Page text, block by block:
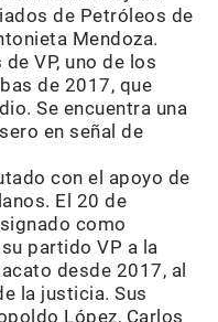
de Petróleos de
Mendoza.
VP, uno de los
de 2017, que
Se encuentra una
en señal de
con el apoyo de
El 20 de
como
partido VP a la
desde 2017, al
la justicia. Sus
López, Carlos